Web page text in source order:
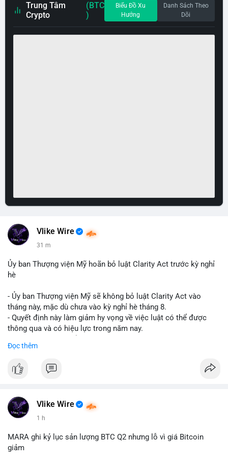
Trung Tâm
Crypto
(BTC
)
Biểu Đồ Xu
Hướng
Danh Sách Theo
Dõi
Vlike Wire
31 m
Ủy ban Thượng viện Mỹ hoãn bỏ luật Clarity Act trước kỳ nghỉ
hè
- Ủy ban Thượng viện Mỹ sẽ không bỏ luật Clarity Act vào
tháng này, mặc dù chưa vào kỳ nghỉ hè tháng 8.
- Quyết định này làm giảm hy vọng về việc luật có thể được
thông qua và có hiệu lực trong năm nay.
mục chứng chỉ cho tài sản số tại Mỹ.
và phát triển thị trường crypto tại Mỹ.
#vlikevn #titanbot
📰 Nguồn: CoinDesk
Đọc thêm
Vlike Wire
1 h
MARA ghi kỷ lục sản lượng BTC Q2 nhưng lỗ vì giá Bitcoin
giảm